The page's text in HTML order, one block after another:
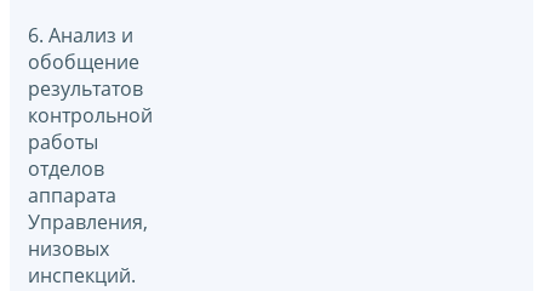
6. Анализ и
обобщение
результатов
контрольной
работы
отделов
аппарата
Управления,
низовых
инспекций.